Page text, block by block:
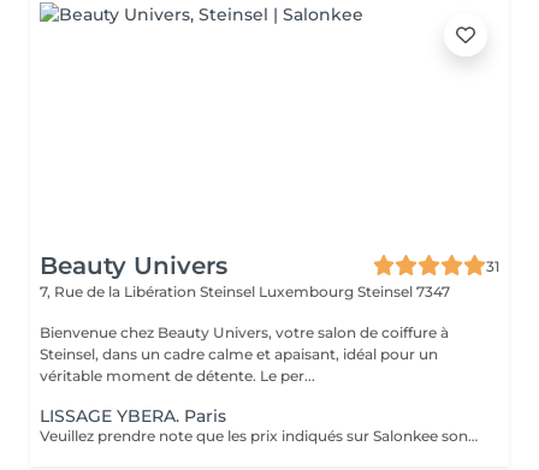
Beauty Univers
31
7, Rue de la Libération Steinsel Luxembourg Steinsel 7347
Bienvenue chez Beauty Univers, votre salon de coiffure à
Steinsel, dans un cadre calme et apaisant, idéal pour un
véritable moment de détente. Le per...
LISSAGE YBERA. Paris
Veuillez prendre note que les prix indiqués sur Salonkee sont communiqués à titre informatif et s'entendent de base. Ces derniers sont susceptibles de varier selon le diagnostic réalisé à votre arrivée au salon et l'expertise du professionnel à qui vous confiez votre beauté. Dans tous les cas, un devis précis vous sera proposé et toutes réalisations de prestations seront effectuées avec votre accord. Un grand merci d'avance pour votre compréhension. Au plaisir de vous revoir très vite.